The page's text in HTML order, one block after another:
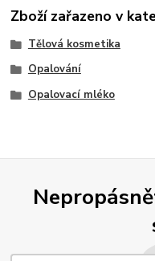
Zboží zařazeno v
Tělová kosmetika
Opalování
Opalovací mléko